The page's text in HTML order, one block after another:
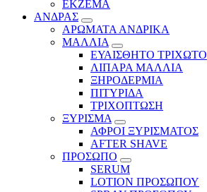
ΕΚΖΕΜΑ
ΑΝΔΡΑΣ
ΑΡΩΜΑΤΑ ΑΝΔΡΙΚΑ
ΜΑΛΛΙΑ
ΕΥΑΙΣΘΗΤΟ ΤΡΙΧΩΤΟ
ΛΙΠΑΡΑ ΜΑΛΛΙΑ
ΞΗΡΟΔΕΡΜΙΑ
ΠΙΤΥΡΙΔΑ
ΤΡΙΧΟΠΤΩΣΗ
ΞΥΡΙΣΜΑ
ΑΦΡΟΙ ΞΥΡΙΣΜΑΤΟΣ
AFTER SHAVE
ΠΡΟΣΩΠΟ
SERUM
LOTION ΠΡΟΣΩΠΟΥ